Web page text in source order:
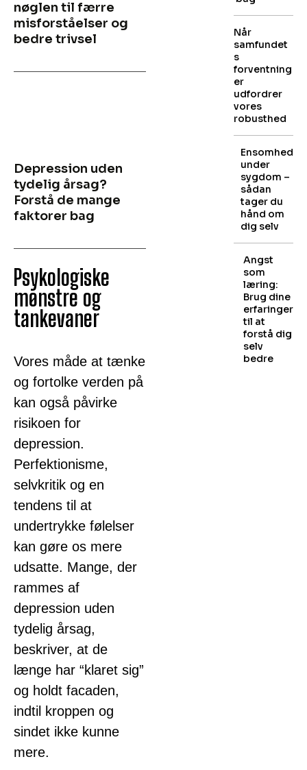
nøglen til færre
misforståelser og
bedre trivsel
Depression uden
tydelig årsag?
Forstå de mange
faktorer bag
Psykologiske
mønstre og
tankevaner
Vores måde at tænke
og fortolke verden på
kan også påvirke
risikoen for
depression.
Perfektionisme,
selvkritik og en
tendens til at
undertrykke følelser
kan gøre os mere
udsatte. Mange, der
rammes af
depression uden
tydelig årsag,
beskriver, at de
længe har “klaret sig”
og holdt facaden,
indtil kroppen og
sindet ikke kunne
mere.
Når
samfundet
s
forventning
er
udfordrer
vores
robusthed
Ensomhed
under
sygdom –
sådan
tager du
hånd om
dig selv
Angst
som
læring:
Brug dine
erfaringer
til at
forstå dig
selv
bedre